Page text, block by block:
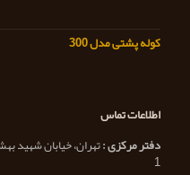
کوله پشتی مدل 300
اطلاعات تماس
دفتر مرکزی :
1